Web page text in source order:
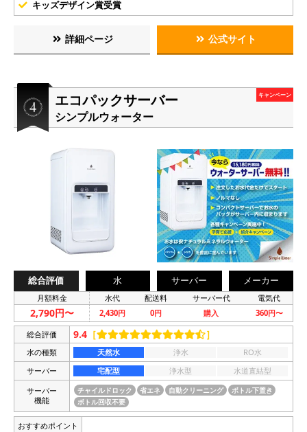
キッズデザイン賞受賞
詳細ページ 公式サイト
エコパックサーバー
シンプルウォーター
キャンペーン
総合評価 水 サーバー メーカー
月額料金 水代 配送料 サーバー代 電気代
2,790円〜 2,430円 0円 購入 360円〜
総合評価 9.4 ［ ］
水の種類 天然水 浄水
RO水
サーバー
宅配型 浄水型
水道直結型
サーバー
機能
チャイルドロック 省エネ 自動クリーニング
ボトル下置き
ボトル回収不要
おすすめポイント